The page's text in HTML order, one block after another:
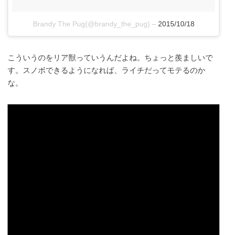
Brandy The Pug(@brandy_the_pug) – 2015/10/18
こういうのをリア獣っていうんだよね。ちょっと羨ましいで
す。スノボできるようになれば、ライチだってモテるのか
な。